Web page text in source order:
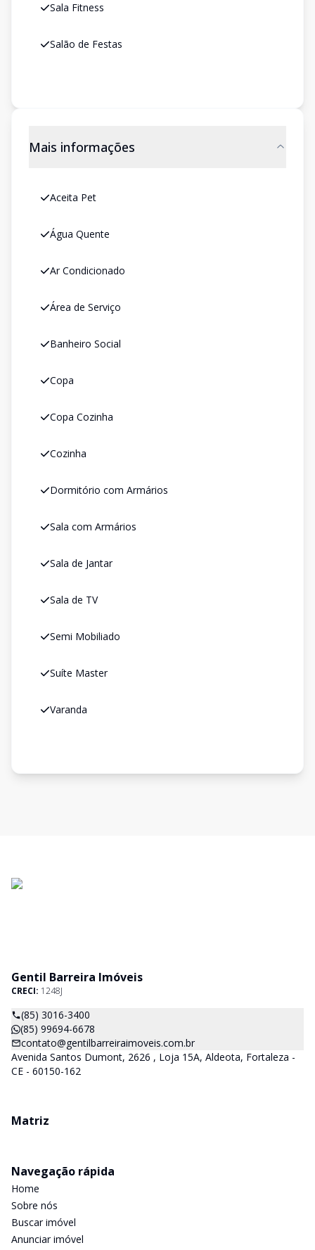
Sala Fitness
Salão de Festas
Mais informações
Aceita Pet
Água Quente
Ar Condicionado
Área de Serviço
Banheiro Social
Copa
Copa Cozinha
Cozinha
Dormitório com Armários
Sala com Armários
Sala de Jantar
Sala de TV
Semi Mobiliado
Suíte Master
Varanda
Gentil Barreira Imóveis
CRECI: 1248J
(85) 3016-3400
(85) 99694-6678
contato@gentilbarreiraimoveis.com.br
Avenida Santos Dumont, 2626 , Loja 15A, Aldeota, Fortaleza -
CE - 60150-162
Matriz
Navegação rápida
Home
Sobre nós
Buscar imóvel
Anunciar imóvel